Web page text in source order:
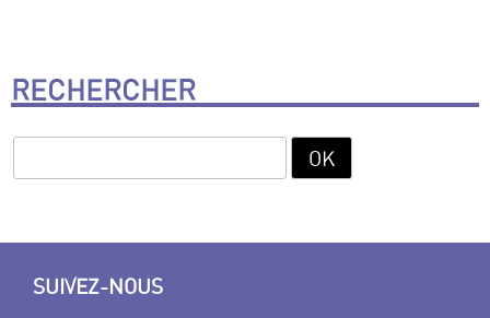
RECHERCHER
SUIVEZ-NOUS